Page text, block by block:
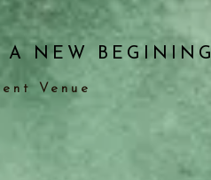
NEW BEGINING
Venue